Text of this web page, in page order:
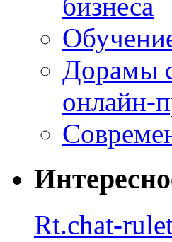
Дорамы
онлайн-
Rt.chat-